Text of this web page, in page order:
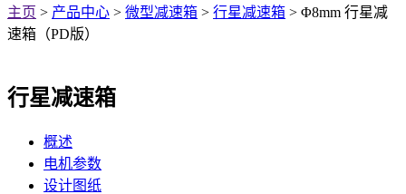
主页 > 产品中心 > 微型减速箱 > 行星减速箱 > Φ8mm 行星减
速箱（PD版）
行星减速箱
概述
电机参数
设计图纸